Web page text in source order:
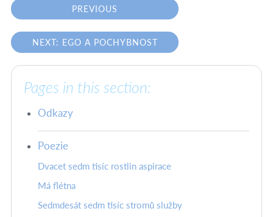
PREVIOUS
NEXT: EGO A POCHYBNOST
Pages in this section:
Odkazy
Poezie
Dvacet sedm tisíc rostlin aspirace
Má flétna
Sedmdesát sedm tisíc stromů služby